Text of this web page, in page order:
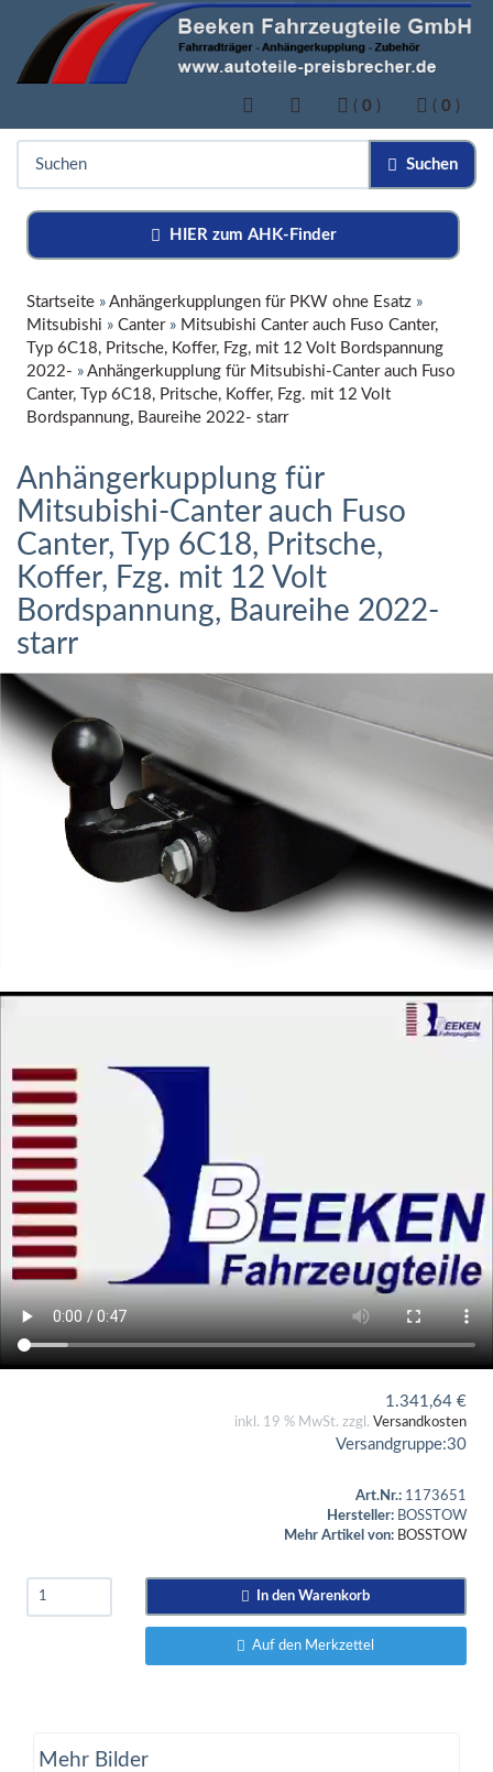
( 0 ) ( 0 )
Suchen
HIER zum AHK-Finder
Startseite » Anhängerkupplungen für PKW ohne Esatz »
Mitsubishi » Canter» Mitsubishi Canter auch Fuso Canter,
Typ 6C18, Pritsche, Koffer, Fzg, mit 12 Volt Bordspannung
2022- » Anhängerkupplung für Mitsubishi-Canter auch Fuso
Canter, Typ 6C18, Pritsche, Koffer, Fzg. mit 12 Volt
Bordspannung, Baureihe 2022- starr
Anhängerkupplung für
Mitsubishi-Canter auch Fuso
Canter, Typ 6C18, Pritsche,
Koffer, Fzg. mit 12 Volt
Bordspannung, Baureihe 2022-
starr
1.341,64 €
inkl. 19 % MwSt. zzgl. Versandkosten
Versandgruppe:30
Art.Nr.: 1173651
Hersteller: BOSSTOW
Mehr Artikel von: BOSSTOW
In den Warenkorb
Auf den Merkzettel
Mehr Bilder